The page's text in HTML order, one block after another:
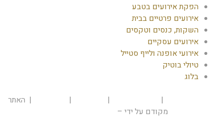
הפקת אירועים בטבע
אירועים פרטיים בבית
השקות, כנסים וטקסים
אירועים עסקיים
אירועי אופנה ולייף סטייל
טיולי בוטיק
בלוג
מדיניות פרטיות תקנון אתר מפת האתר
| האתר
מקודם על ידי –ליד-יה! קידום אתרים